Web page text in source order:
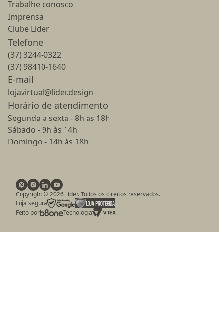
Trabalhe conosco
Imprensa
Clube Lider
Telefone
(37) 3244-0322
(37) 98410-1640
E-mail
lojavirtual@lider.design
Horário de atendimento
Segunda a sexta - 8h às 18h
Sábado - 9h às 14h
Domingo - 14h às 18h
Copyright ©2026 Líder. Todos os direitos reservados.
Loja segura
Feito por
Tecnologia